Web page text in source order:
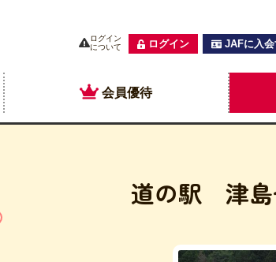
ログイン
について
ログイン JAFに入会
会員優待
道の駅 津島